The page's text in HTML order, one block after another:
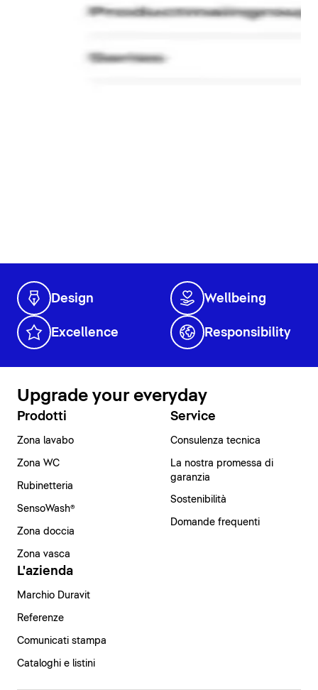
Design Wellbeing
Excellence Responsibility
Upgrade your everyday
Prodotti
Zona lavabo
Zona WC
Rubinetteria
SensoWash®
Zona doccia
Zona vasca
Service
Consulenza tecnica
La nostra promessa di
garanzia
Sostenibilità
Domande frequenti
L'azienda
Marchio Duravit
Referenze
Comunicati stampa
Cataloghi e listini